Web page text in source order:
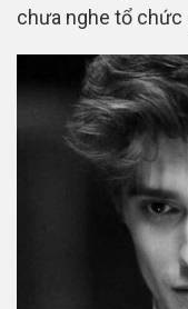
chưa nghe tổ chức